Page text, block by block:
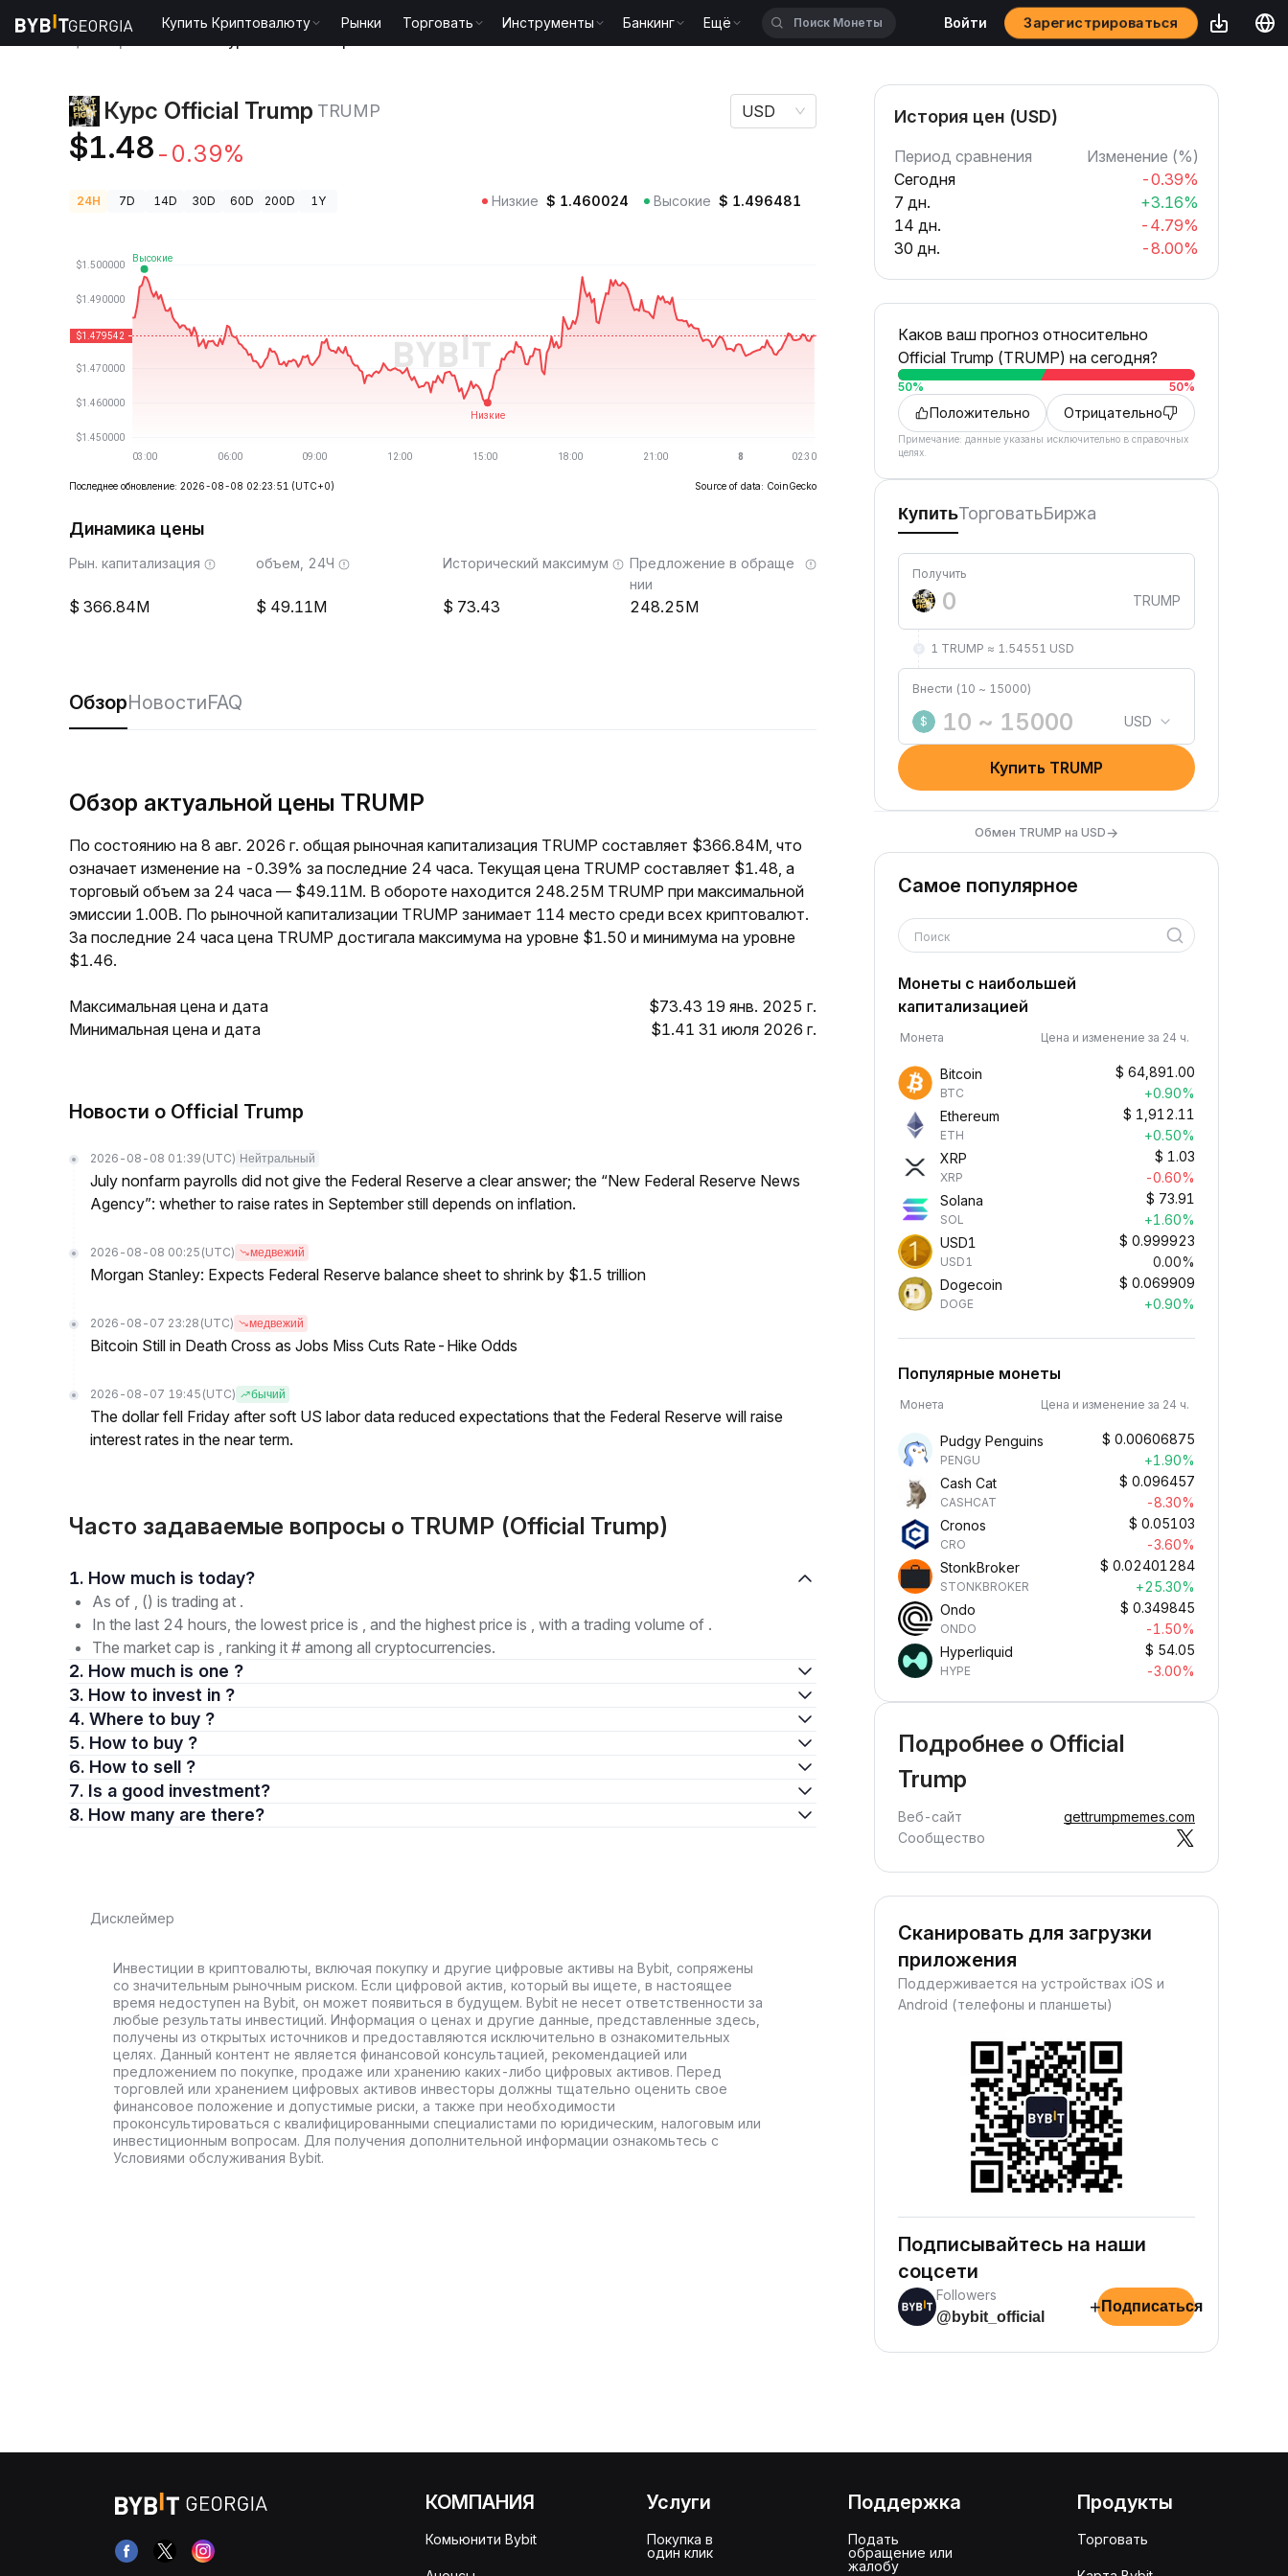
Купить Криптовалюту Рынки Торговать Инструменты Банкинг Ещё Войти Зарегистрироваться
Курс Official Trump TRUMP
$1.48 -0.39%
USD
24H 7D 14D 30D 60D 200D 1Y Низкие $ 1.460024 Высокие $ 1.496481
Последнее обновление: 2026-08-08 02:23:51 (UTC+0) Source of data: CoinGecko
Динамика цены
Рын. капитализация
366.84M
объем, 24Ч
49.11M
Исторический максимум
73.43
Предложение в обраще
нии
248.25M
ОбзорНовостиFAQ
Обзор актуальной цены TRUMP
По состоянию на 8 авг. 2026 г. общая рыночная капитализация TRUMP составляет $366.84M, что
означает изменение на -0.39% за последние 24 часа. Текущая цена TRUMP составляет $1.48, а
торговый объем за 24 часа — $49.11M. В обороте находится 248.25M TRUMP при максимальной
эмиссии 1.00B. По рыночной капитализации TRUMP занимает 114 место среди всех криптовалют.
За последние 24 часа цена TRUMP достигала максимума на уровне $1.50 и минимума на уровне
$1.46.
Максимальная цена и дата
$73.43 19 янв. 2025 г.
Минимальная цена и дата
$1.41 31 июля 2026 г.
Новости о Official Trump
2026-08-08 01:39 (UTC) Нейтральный
July nonfarm payrolls did not give the Federal Reserve a clear answer; the “New Federal Reserve News
Agency”: whether to raise rates in September still depends on inflation.
2026-08-08 00:25 (UTC) медвежий
Morgan Stanley: Expects Federal Reserve balance sheet to shrink by $1.5 trillion
2026-08-07 23:28 (UTC) медвежий
Bitcoin Still in Death Cross as Jobs Miss Cuts Rate-Hike Odds
2026-08-07 19:45 (UTC) бычий
The dollar fell Friday after soft US labor data reduced expectations that the Federal Reserve will raise
interest rates in the near term.
Часто задаваемые вопросы о TRUMP (Official Trump)
1. How much is today?
As of , () is trading at .
In the last 24 hours, the lowest price is , and the highest price is , with a trading volume of .
The market cap is , ranking it # among all cryptocurrencies.
2. How much is one ?
3. How to invest in ?
4. Where to buy ?
5. How to buy ?
6. How to sell ?
7. Is a good investment?
8. How many are there?
Дисклеймер
Инвестиции в криптовалюты, включая покупку и другие цифровые активы на Bybit, сопряжены
со значительным рыночным риском. Если цифровой актив, который вы ищете, в настоящее
время недоступен на Bybit, он может появиться в будущем. Bybit не несет ответственности за
любые результаты инвестиций. Информация о ценах и другие данные, представленные здесь,
получены из открытых источников и предоставляются исключительно в ознакомительных
целях. Данный контент не является финансовой консультацией, рекомендацией или
предложением по покупке, продаже или хранению каких-либо цифровых активов. Перед
торговлей или хранением цифровых активов инвесторы должны тщательно оценить свое
финансовое положение и допустимые риски, а также при необходимости
проконсультироваться с квалифицированными специалистами по юридическим, налоговым или
инвестиционным вопросам. Для получения дополнительной информации ознакомьтесь с
Условиями обслуживания Bybit.
История цен (USD)
Период сравнения
Изменение (%)
Сегодня
-0.39%
7 дн.
+3.16%
14 дн.
-4.79%
30 дн.
-8.00%
Каков ваш прогноз относительно
Official Trump (TRUMP) на сегодня?
50% 50%
Положительно Отрицательно
Примечание: данные указаны исключительно в справочных
целях.
КупитьТорговатьБиржа
Получить
TRUMP
1 TRUMP ≈ 1.54551 USD
Внести (10 ~ 15000)
$ USD
Купить TRUMP
Обмен TRUMP на USD→
Самое популярное
Поиск
Монеты с наибольшей
капитализацией
Монета Цена и изменение за 24 ч.
Bitcoin
BTC
$ 64,891.00
+0.90%
Ethereum
ETH
$ 1,912.11
+0.50%
XRP
XRP
$ 1.03
-0.60%
Solana
SOL
$ 73.91
+1.60%
USD1
USD1
$ 0.999923
0.00%
Dogecoin
DOGE
$ 0.069909
+0.90%
Популярные монеты
Монета Цена и изменение за 24 ч.
Pudgy Penguins
PENGU
$ 0.00606875
+1.90%
Cash Cat
CASHCAT
$ 0.096457
-8.30%
Cronos
CRO
$ 0.05103
-3.60%
StonkBroker
STONKBROKER
$ 0.02401284
+25.30%
Ondo
ONDO
$ 0.349845
-1.50%
Hyperliquid
HYPE
$ 54.05
-3.00%
Подробнее о Official
Trump
Веб-сайт
gettrumpmemes.com
Сообщество
Сканировать для загрузки
приложения
Поддерживается на устройствах iOS и
Android (телефоны и планшеты)
Подписывайтесь на наши
соцсети
Followers
@bybit_official
+ Подписаться
КОМПАНИЯ
Комьюнити Bybit
Услуги
Покупка в
один клик
Поддержка
Подать
обращение или
жалобу
Продукты
Торговать